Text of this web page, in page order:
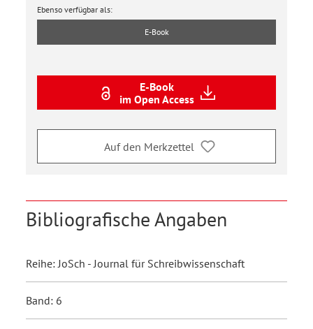
Ebenso verfügbar als:
E-Book
E-Book
im Open Access
Auf den Merkzettel
Bibliografische Angaben
Reihe: JoSch - Journal für Schreibwissenschaft
Band: 6